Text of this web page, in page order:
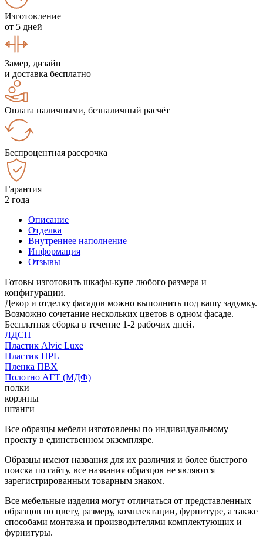
Изготовление
от 5 дней
Замер, дизайн
и доставка бесплатно
Оплата наличными, безналичный расчёт
Беспроцентная рассрочка
Гарантия
2 года
Описание
Отделка
Внутреннее наполнение
Информация
Отзывы
Готовы изготовить шкафы-купе любого размера и
конфигурации.
Декор и отделку фасадов можно выполнить под вашу задумку.
Возможно сочетание нескольких цветов в одном фасаде.
Бесплатная сборка в течение 1-2 рабочих дней.
ЛДСП
Пластик Alvic Luxe
Пластик HPL
Пленка ПВХ
Полотно АГТ (МДФ)
полки
корзины
штанги
Все образцы мебели изготовлены по индивидуальному
проекту в единственном экземпляре.
Образцы имеют названия для их различия и более быстрого
поиска по сайту, все названия образцов не являются
зарегистрированным товарным знаком.
Все мебельные изделия могут отличаться от представленных
образцов по цвету, размеру, комплектации, фурнитуре, а также
способами монтажа и производителями комплектующих и
фурнитуры.